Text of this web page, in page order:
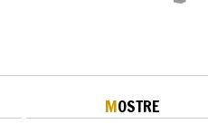
MOSTRE